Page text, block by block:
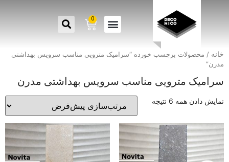
0
خانه / محصولات برچسب خورده “سرامیک مترویی مناسب سرویس بهداشتی
مدرن”
سرامیک مترویی مناسب سرویس بهداشتی مدرن
نمایش دادن همه 6 نتیجه